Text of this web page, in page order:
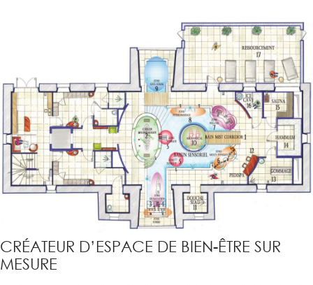
CRÉATEUR D’ESPACE DE BIEN-ÊTRE SUR
MESURE